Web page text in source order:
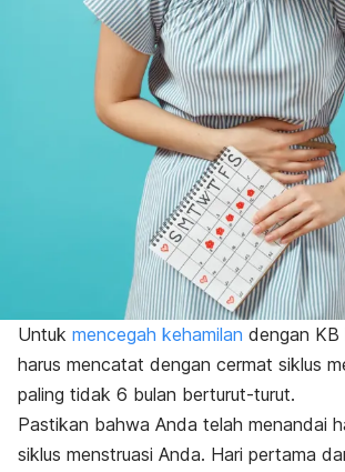
Untuk mencegah kehamilan dengan KB
harus mencatat dengan cermat siklus
paling tidak 6 bulan berturut-turut.
Pastikan bahwa Anda telah menandai
siklus menstruasi Anda. Hari pertama